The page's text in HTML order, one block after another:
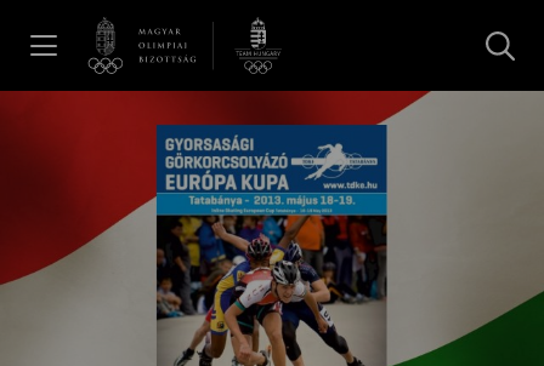
Galéria
Dakar 2026